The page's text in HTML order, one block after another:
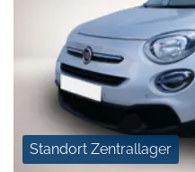
Standort Zentrallager